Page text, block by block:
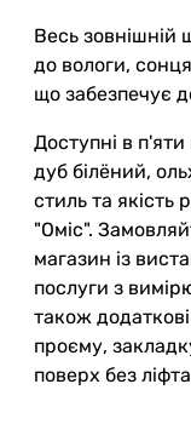
Весь зовнішній
до вологи,
що забезпечує
Доступні в
дуб білёний,
стиль та якість
"Оміс".
магазин із
послуги з
також
проєму,
поверх без